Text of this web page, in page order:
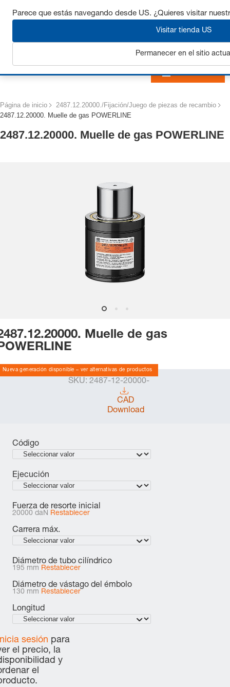
Consigue hasta un 7% de descuento - haz clic aquí para
sabermás
Página de inicio
2487.12.20000./Fijación/Juego de piezas de recambio
2487.12.20000. Muelle de gas POWERLINE
2487.12.20000. Muelle de gas POWERLINE
Muelle de gas
Nueva generación disponible – ver alternativas de productos
SKU: 2487-12-20000-
CAD
Download
Código
Ejecución
Fuerza de resorte inicial
20000 daN Restablecer
Carrera máx.
Diámetro de tubo cilíndrico
195 mm Restablecer
Diámetro de vástago del émbolo
130 mm Restablecer
Longitud
sesión para
el precio, la
y
el
Parece que estás navegando desde US. ¿Quieres visitar
Visitar tienda US
Permanecer en el sitio